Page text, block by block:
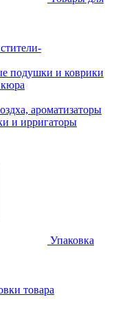
подушки и коврики
ароматизаторы
и ирригаторы
Упаковка
товара